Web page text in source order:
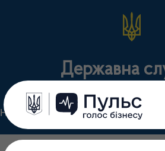
Державна
Нормативні документи Для